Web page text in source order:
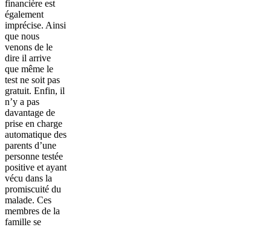
financière est
également
imprécise. Ainsi
que nous
venons de le
dire il arrive
que même le
test ne soit pas
gratuit. Enfin, il
n’y a pas
davantage de
prise en charge
automatique des
parents d’une
personne testée
positive et ayant
vécu dans la
promiscuité du
malade. Ces
membres de la
famille se